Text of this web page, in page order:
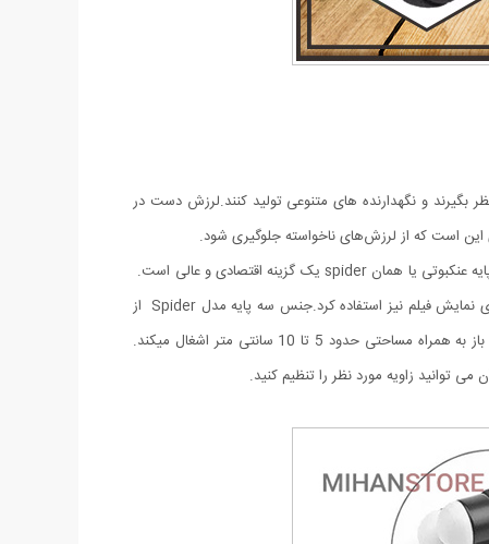
بگیرند و نگهدارنده های متنوعی تولید کنند.لرزش دست در
این است که از لرزش‌های ناخواسته جلوگیری شود.
اگر دنبال یک سه پایه گوشی برای فیلمبرداری و عکس برداری هستید که در محیطهای متفاوت بتوانید از آن استفاده کنید و ارزان قیمت هم باشد سه پایه عنکبوتی یا همان spider یک گزینه اقتصادی و عالی است.
این سه پایه دارای پایه های منعطف بوده که قابلیت تغییر جهت را دارد و می توان آن را به سطوح مختلف نصب کنید. از این سه پایه می توان برای نمایش فیلم نیز استفاده کرد.جنس سه پایه مدل Spider از
پلاستیک فشرده ومقاوم است که جنسی مقاوم و سبک وزن است و با سایر سه پایه ها تفاوت دارد. حداقل ارتفاع آن 31 سانتی متر است در حالت باز به همراه مساحتی حدود 5 تا 10 سانتی متر اشغال میکند.